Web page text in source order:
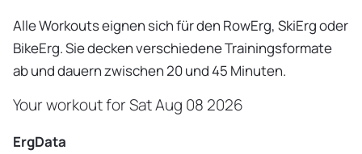
Alle Workouts eignen sich für den RowErg, SkiErg oder
BikeErg. Sie decken verschiedene Trainingsformate
ab und dauern zwischen 20 und 45 Minuten.
Your workout forSat Aug 08 2026
ErgData